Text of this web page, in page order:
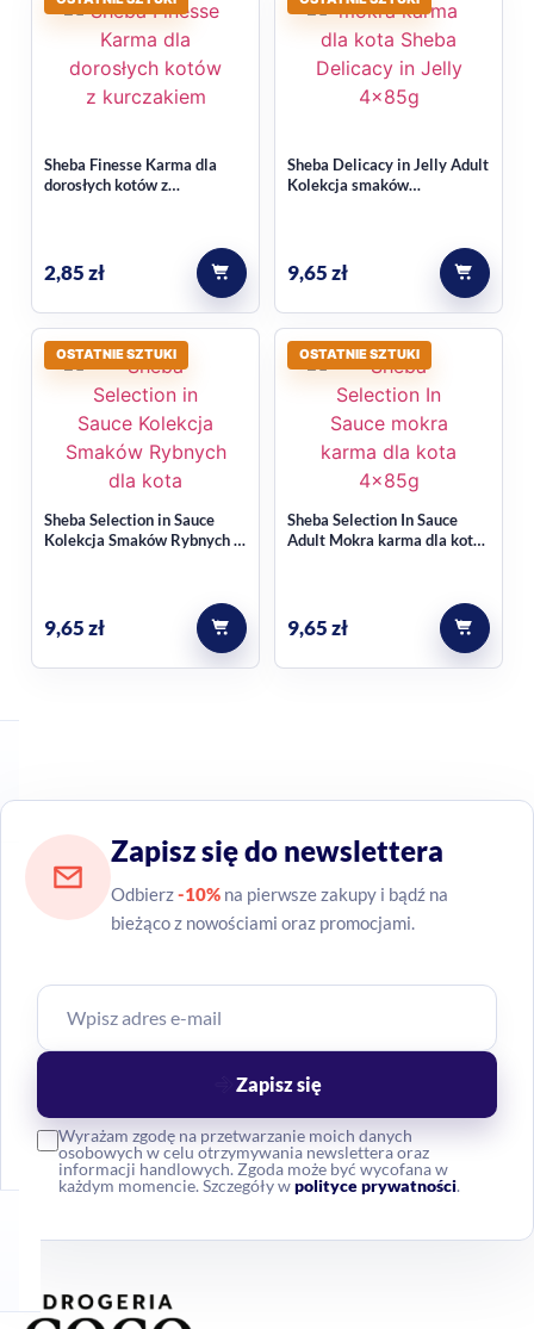
Sheba Finesse Karma dla
dorosłych kotów z
2,85zł
Sheba Delicacy in Jelly Adult
Kolekcja smaków
9,65zł
OSTATNIE SZTUKI
Sheba Selection in Sauce
Kolekcja Smaków Rybnych w
9,65zł
OSTATNIE SZTUKI
Sheba Selection In Sauce
Adult Mokra karma dla kota
9,65zł
Zapisz się do newslettera
Odbierz-10% na pierwsze zakupy i bądź na
bieżąco z nowościami oraz promocjami.
Wyrażam zgodę na przetwarzanie moich danych
osobowych w celu otrzymywania newslettera oraz
informacji handlowych. Zgoda może być wycofana w
każdym momencie. Szczegóły wpolityce prywatności.
Zapisz się